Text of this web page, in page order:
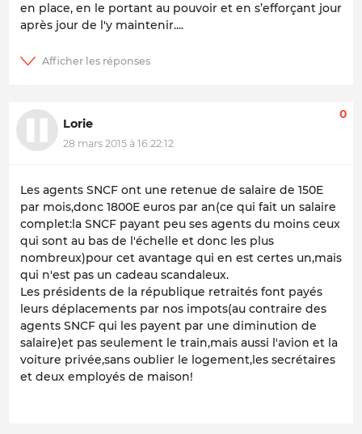
en place, en le portant au pouvoir et en s’efforçant jour
après jour de l'y maintenir....
Lorie
28 mars 2015 à 16:22:12
0
Les agents SNCF ont une retenue de salaire de 150E
par mois,donc 1800E euros par an(ce qui fait un salaire
complet:la SNCF payant peu ses agents du moins ceux
qui sont au bas de l'échelle et donc les plus
nombreux)pour cet avantage qui en est certes un,mais
qui n'est pas un cadeau scandaleux.
Les présidents de la république retraités font payés
leurs déplacements par nos impots(au contraire des
agents SNCF qui les payent par une diminution de
salaire)et pas seulement le train,mais aussi l'avion et la
voiture privée,sans oublier le logement,les secrétaires
et deux employés de maison!